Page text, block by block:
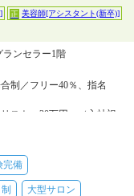
正 美容師[アシスタント(新卒)]
ンセラー1階
合制／フリー40％、指名
リスト：30万円～（入社祝
40％）／幹部：33万円～
万円～
万円～
完備
大型サロン